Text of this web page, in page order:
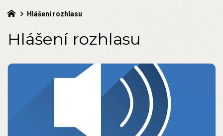
Hlášení rozhlasu
Hlášení rozhlasu